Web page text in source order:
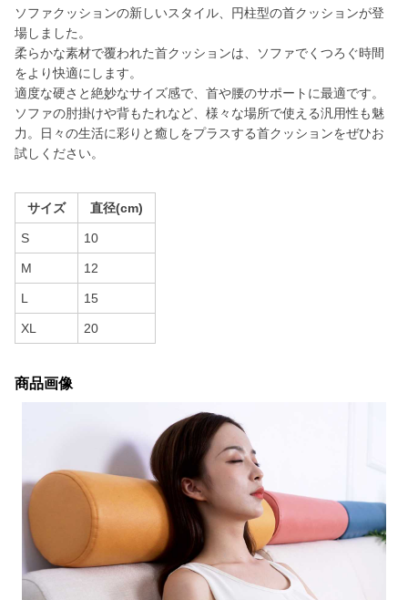
ソファクッションの新しいスタイル、円柱型の首クッションが登
場しました。
柔らかな素材で覆われた首クッションは、ソファでくつろぐ時間
をより快適にします。
適度な硬さと絶妙なサイズ感で、首や腰のサポートに最適です。
ソファの肘掛けや背もたれなど、様々な場所で使える汎用性も魅
力。日々の生活に彩りと癒しをプラスする首クッションをぜひお
試しください。
サイズ 直径(cm)
S 10
M 12
L 15
XL 20
商品画像